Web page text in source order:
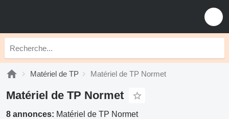
Matériel de TP Matériel de TP Normet
Matériel de TP Normet
8 annonces: Matériel de TP Normet